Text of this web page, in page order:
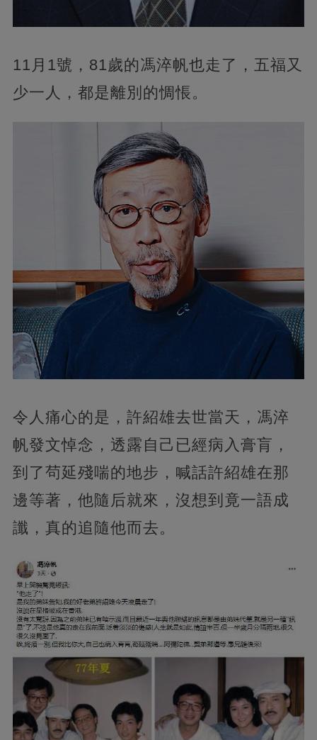
11月1號，81歲的馮淬帆也走了，五福又
少一人，都是離別的惆悵。
令人痛心的是，許紹雄去世當天，馮淬
帆發文悼念，透露自己已經病入膏肓，
到了茍延殘喘的地步，喊話許紹雄在那
邊等著，他隨后就來，沒想到竟一語成
讖，真的追隨他而去。